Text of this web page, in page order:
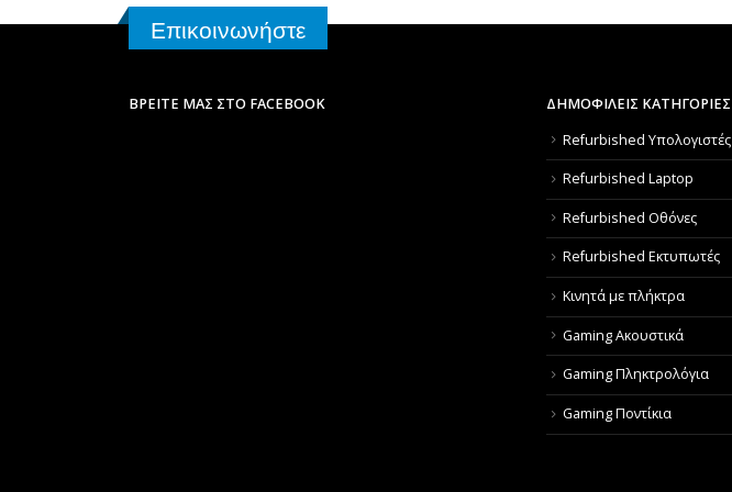
Επικοινωνήστε
ΒΡΕΊΤΕ ΜΑΣ ΣΤΟ FACEBOOK
ΔΗΜΟΦΙΛΕΙΣ ΚΑΤΗΓΟΡΙΕΣ
Refurbished Υπολογιστές
Refurbished Laptop
Refurbished Οθόνες
Refurbished Εκτυπωτές
Κινητά με πλήκτρα
Gaming Ακουστικά
Gaming Πληκτρολόγια
Gaming Ποντίκια